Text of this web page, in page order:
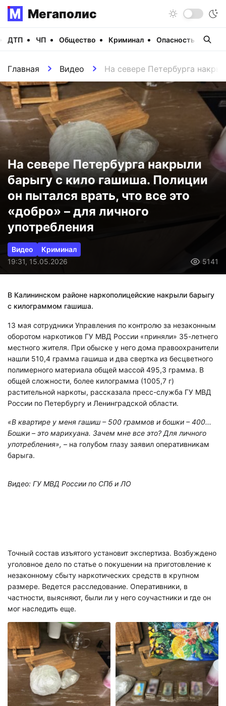
Мегаполис
ДТП ЧП Общество Криминал Опасность
Главная Видео На севере Петербурга
На севере Петербурга накрыли
барыгу с кило гашиша. Полиции
он пытался врать, что все это
«добро» – для личного
употребления
Видео
Криминал
19:31, 15.05.2026
5141
В Калининском районе наркополицейские накрыли барыгу
с килограммом гашиша.
13 мая сотрудники Управления по контролю за незаконным
оборотом наркотиков ГУ МВД России «приняли» 35-летнего
местного жителя. При обыске у него дома правоохранители
нашли 510,4 грамма гашиша и два свертка из бесцветного
полимерного материала общей массой 495,3 грамма. В
общей сложности, более килограмма (1005,7 г)
растительной наркоты, рассказала пресс-служба ГУ МВД
России по Петербургу и Ленинградской области.
«В квартире у меня гашиш – 500 граммов и бошки – 400...
Бошки – это марихуана. Зачем мне все это? Для личного
употребления», – на голубом глазу заявил оперативникам
барыга.
Видео: ГУ МВД России по СПб и ЛО
Точный состав изъятого установит экспертиза. Возбуждено
уголовное дело по статье о покушении на приготовление к
незаконному сбыту наркотических средств в крупном
размере. Ведется расследование. Оперативники, в
частности, выясняют, были ли у него соучастники и где он
мог наследить еще.